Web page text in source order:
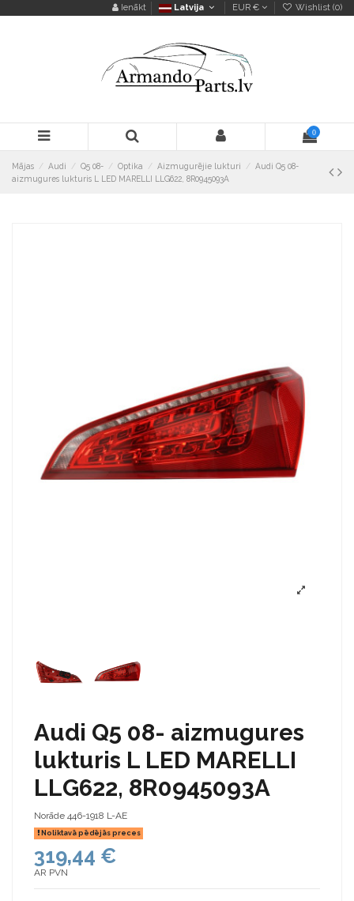
Ienākt Latvija EUR € Wishlist (0)
0
Mājas Audi Q5 08- Optika Aizmugurējie lukturi
Audi Q5 08-
aizmugures lukturis L LED MARELLI LLG622, 8R0945093A
Audi Q5 08- aizmugures
lukturis L LED MARELLI
LLG622, 8R0945093A
Norāde 446-1918 L-AE
Noliktavā pēdējās preces
319,44 €
AR PVN